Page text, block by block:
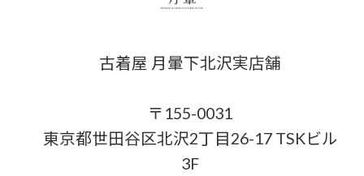
古着屋 月暈下北沢実店舗
〒155-0031
東京都世田谷区北沢2丁目26-17 TSKビル
3F